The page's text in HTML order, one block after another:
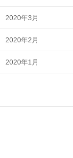
2020年3月
2020年2月
2020年1月